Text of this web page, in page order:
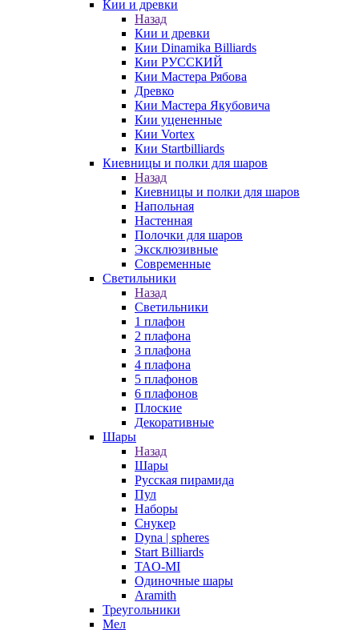
Кии и древки
Назад
Кии и древки
Кии Dinamika Billiards
Кии РУССКИЙ
Кии Мастера Рябова
Древко
Кии Мастера Якубовича
Кии уцененные
Кии Vortex
Кии Startbilliards
Киевницы и полки для шаров
Назад
Киевницы и полки для шаров
Напольная
Настенная
Полочки для шаров
Эксклюзивные
Современные
Светильники
Назад
Светильники
1 плафон
2 плафона
3 плафона
4 плафона
5 плафонов
6 плафонов
Плоские
Декоративные
Шары
Назад
Шары
Русская пирамида
Пул
Наборы
Снукер
Dyna | spheres
Start Billiards
TAO-MI
Одиночные шары
Aramith
Треугольники
Мел